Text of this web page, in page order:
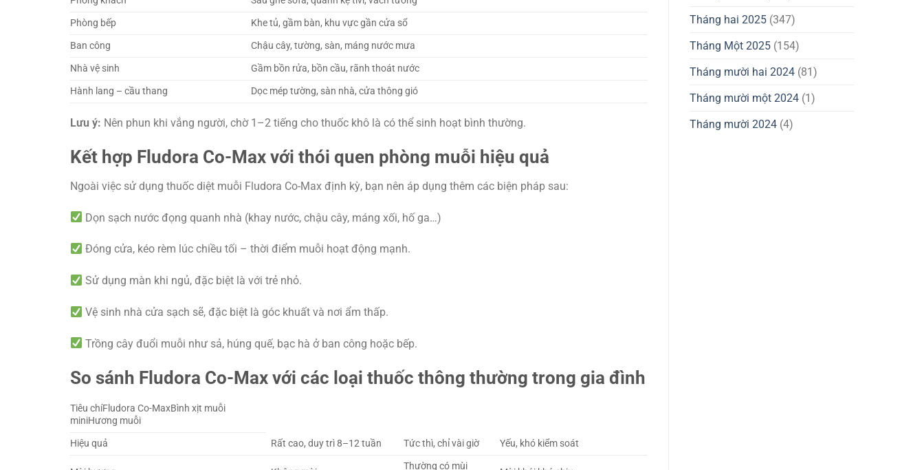
Phòng bếp
Khe tủ, gầm bàn, khu vực gần cửa sổ
Ban công
Chậu cây, tường, sàn, máng nước mưa
Nhà vệ sinh
Gầm bồn rửa, bồn cầu, rãnh thoát nước
Hành lang – cầu thang
Dọc mép tường, sàn nhà, cửa thông gió
Lưu ý: Nên phun khi vắng người, chờ 1–2 tiếng cho thuốc khô là có thể sinh hoạt bình thường.
Kết hợp Fludora Co-Max với thói quen phòng muỗi hiệu quả
Ngoài việc sử dụng thuốc diệt muỗi Fludora Co-Max định kỳ, bạn nên áp dụng thêm các biện pháp sau:
Dọn sạch nước đọng quanh nhà (khay nước, chậu cây, máng xối, hố ga…)
Đóng cửa, kéo rèm lúc chiều tối – thời điểm muỗi hoạt động mạnh.
Sử dụng màn khi ngủ, đặc biệt là với trẻ nhỏ.
Vệ sinh nhà cửa sạch sẽ, đặc biệt là góc khuất và nơi ẩm thấp.
Trồng cây đuổi muỗi như sả, húng quế, bạc hà ở ban công hoặc bếp.
So sánh Fludora Co-Max với các loại thuốc thông thường trong gia đình
Tiêu chíFludora Co-MaxBình xịt muỗi
miniHương muỗi
Hiệu quả
Rất cao, duy trì 8–12 tuần Tức thì, chỉ vài giờ Yếu, khó kiểm soát
Thường có mùi
Tháng hai 2025 (347)
Tháng Một 2025 (154)
Tháng mười hai 2024 (81)
Tháng mười một 2024 (1)
Tháng mười 2024 (4)